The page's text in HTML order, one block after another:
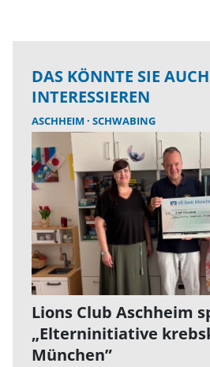
DAS KÖNNTE SIE AUCH
INTERESSIEREN
ASCHHEIM SCHWABING
Lions Club Aschheim
„Elterninitiative
München”